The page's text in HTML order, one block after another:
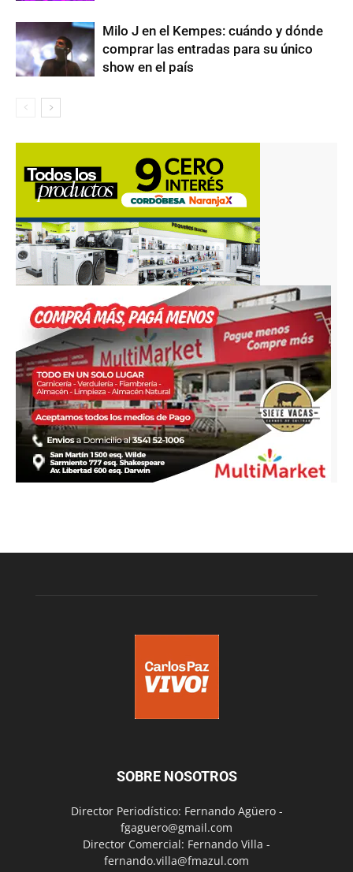
Milo J en el Kempes: cuándo y dónde
comprar las entradas para su único
show en el país
SOBRE NOSOTROS
Director Periodístico: Fernando Agüero -
fgaguero@gmail.com
Director Comercial: Fernando Villa -
fernando.villa@fmazul.com